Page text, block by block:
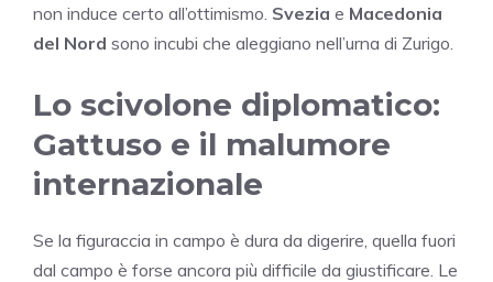
non induce certo all’ottimismo. Svezia e Macedonia
del Nord sono incubi che aleggiano nell’urna di Zurigo.
Lo scivolone diplomatico:
Gattuso e il malumore
internazionale
Se la figuraccia in campo è dura da digerire, quella fuori
dal campo è forse ancora più difficile da giustificare. Le